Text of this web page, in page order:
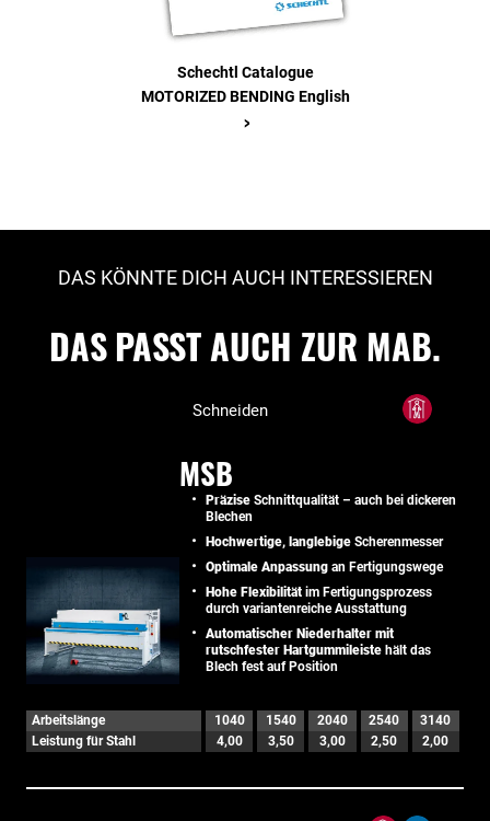
Schechtl Catalogue
MOTORIZED BENDING English
>
DAS KÖNNTE DICH AUCH INTERESSIEREN
DAS PASST AUCH ZUR MAB.
Schneiden
MSB
Präzise Schnittqualität – auch bei dickeren
Blechen
Hochwertige, langlebige Scherenmesser
Optimale Anpassung an Fertigungswege
Hohe Flexibilität im Fertigungsprozess
durch variantenreiche Ausstattung
Automatischer Niederhalter mit
rutschfester Hartgummileiste hält das
Blech fest auf Position
Arbeitslänge 1040 1540 2040 2540
3140
Leistung für Stahl
4,00 3,50 3,00 2,50 2,00